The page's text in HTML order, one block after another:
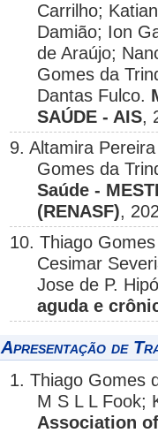
Carrilho;
Damião; Ion
de Araújo;
Gomes da
Dantas Fulco.
SAÚDE - AIS,
9. Altamira
Gomes da
Saúde -
(RENASF),
10. Thiago
Cesimar
Jose de P.
aguda e
Apresentação de
1. Thiago Gomes
M S L L Fook;
Association